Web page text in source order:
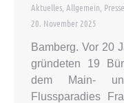
Aktuelles Allgemein
20. November 2025
Bamberg. Vor 20
gründeten 19
dem Main-
Flussparadies